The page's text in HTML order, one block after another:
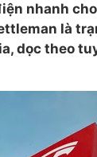
nhanh
là
dọc theo